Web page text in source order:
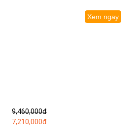
Xem ngay
9,460,000đ
7,210,000đ